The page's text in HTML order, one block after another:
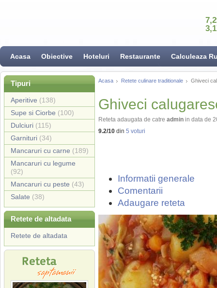
Acasa Obiective Hoteluri Restaurante Calculeaza
Tipuri
Aperitive (138)
Supe si Ciorbe (100)
Dulciuri (115)
Garnituri (34)
Mancaruri cu carne (189)
Mancaruri cu legume
(92)
Mancaruri cu peste (43)
Salate (38)
Retete de altadata
Retete de altadata
Acasa Retete culinare traditionale Ghiveci
Ghiveci
Reteta adaugata de catre admin in data de
9.2/10 din 5 voturi
Informatii generale
Comentarii
Adaugare reteta